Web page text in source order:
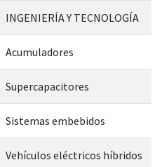
INGENIERÍA Y TECNOLOGÍA
Acumuladores
Supercapacitores
Sistemas embebidos
Vehículos eléctricos híbridos